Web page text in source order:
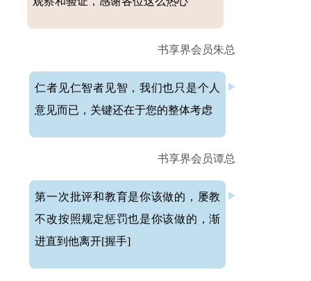
书享界会员朱总
仁者见仁智者见智，我们也只是个人
意见而已，关键还在于您的整体考虑
书享界会员谭总
第一次批评和教育是你该做的，屡教
不改按照规定惩罚也是你该做的，渐
进直到他离开[握手]